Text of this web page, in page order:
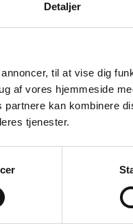
Detaljer
til at vise dig
af vores hjemmeside
kan kombinere
tjenester.
3A, 1411 København